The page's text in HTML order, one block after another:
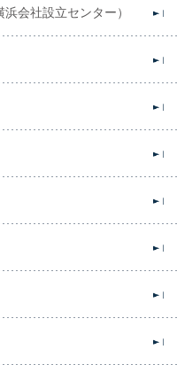
会社設立センター）